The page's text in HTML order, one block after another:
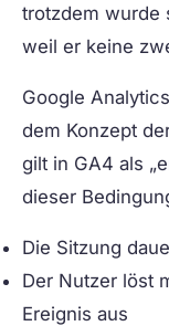
trotzdem wurde
weil er keine
Google
dem Konzept
gilt in GA4 als
dieser
Die Sitzung
Der Nutzer löst
Ereignis aus